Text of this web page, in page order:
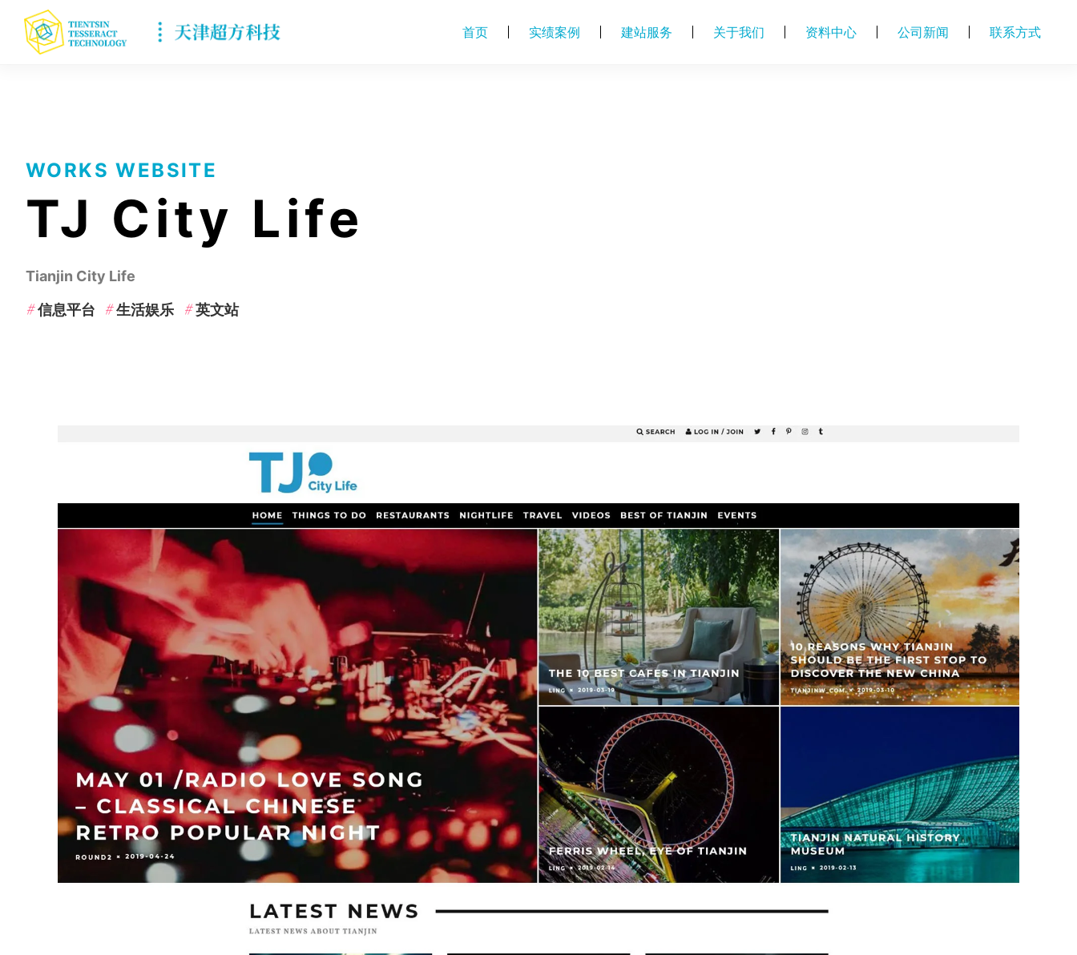
首页 实绩案例 建站服务 关于我们 资料中心 公司新闻 联系方式
WORKS WEBSITE
TJ City Life
Tianjin City Life
信息平台
生活娱乐 英文站